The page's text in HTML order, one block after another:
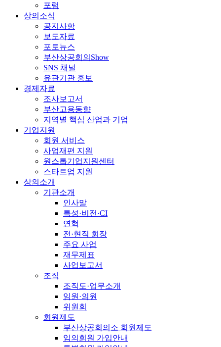
포럼
상의소식
공지사항
보도자료
포토뉴스
부산상공회의Show
SNS 채널
유관기관 홍보
경제자료
조사보고서
부산고용동향
지역별 핵심 산업과 기업
기업지원
회원 서비스
사업재편 지원
원스톱기업지원센터
스타트업 지원
상의소개
기관소개
인사말
특성·비전·CI
연혁
전·현직 회장
주요 사업
재무제표
사업보고서
조직
조직도·업무소개
임원·의원
위원회
회원제도
부산상공회의소 회원제도
임의회원 가입안내